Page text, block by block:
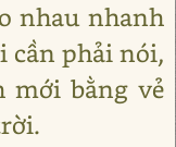
nhau nhanh
cần phải nói,
mới bằng vẻ